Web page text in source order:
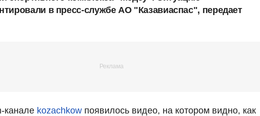
в пресс-службе АО "Казавиаспас", передает
канале kozachkow появилось видео, на котором видно, как